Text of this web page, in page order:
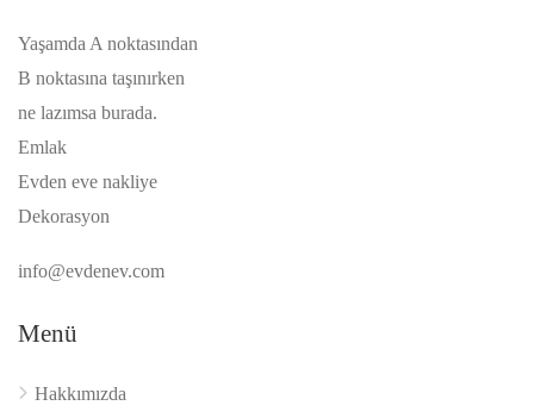
Yaşamda A noktasından
B noktasına taşınırken
ne lazımsa burada.
Emlak
Evden eve nakliye
Dekorasyon
info@evdenev.com
Menü
Hakkımızda